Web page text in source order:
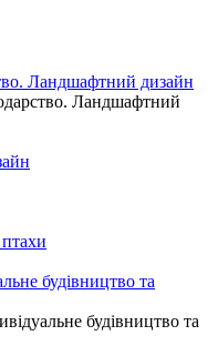
Ландшафтний дизайн
Ландшафтний
будівництво та
будівництво та